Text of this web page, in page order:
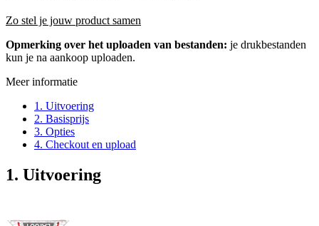
Zo stel je jouw product samen
Opmerking over het uploaden van bestanden: je drukbestanden
kun je na aankoop uploaden.
Meer informatie
1. Uitvoering
2. Basisprijs
3. Opties
4. Checkout en upload
1. Uitvoering